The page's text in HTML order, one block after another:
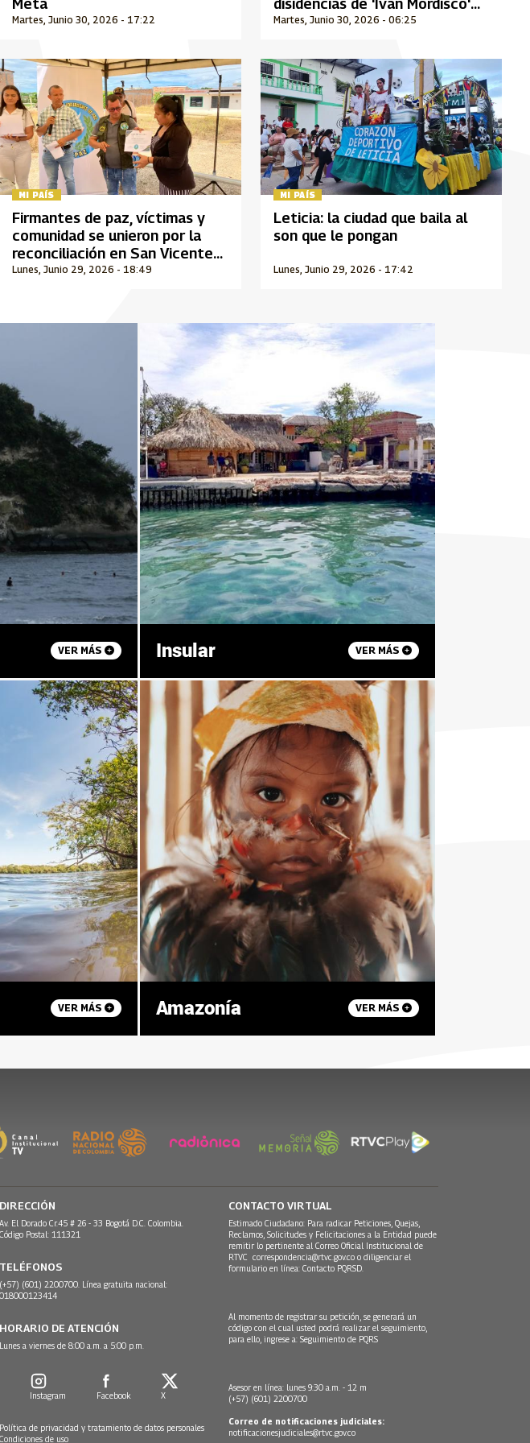
Martes, Junio 30, 2026 - 17:22
Meta
Martes, Junio 30, 2026 - 06:25
disidencias de 'Iván Mordisco'
tras nuevo golpe militar
MI PAÍS
Lunes, Junio 29, 2026 - 18:49
Firmantes de paz, víctimas y
comunidad se unieron por la
reconciliación en San Vicente
del Caguán
MI PAÍS
Lunes, Junio 29, 2026 - 17:42
Leticia: la ciudad que baila al
son que le pongan
VER MÁS Insular VER MÁS
VER MÁS Amazonía VER MÁS
DIRECCIÓN
Av. El Dorado Cr.45 # 26 - 33 Bogotá D.C. Colombia.
Código Postal: 111321
TELÉFONOS
(+57) (601) 2200700. Línea gratuita nacional:
018000123414
HORARIO DE ATENCIÓN
Lunes a viernes de 8:00 a.m. a 5:00 p.m.
Instagram Facebook X
Política de privacidad y tratamiento de datos personales
Condiciones de uso
CONTACTO VIRTUAL
Estimado Ciudadano: Para radicar Peticiones, Quejas,
Reclamos, Solicitudes y Felicitaciones a la Entidad puede
remitir lo pertinente al Correo Oficial Institucional de
RTVC correspondencia@rtvc.gov.co o diligenciar el
formulario en línea: Contacto PQRSD.
Al momento de registrar su petición, se generará un
código con el cual usted podrá realizar el seguimiento,
para ello, ingrese a: Seguimiento de PQRS
Asesor en línea: lunes 9:30 a.m. - 12 m
(+57) (601) 2200700
Correo de notificaciones judiciales:
notificacionesjudiciales@rtvc.gov.co